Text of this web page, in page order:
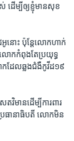
ដើម្បី​ឲ្យ​ខ្ញុំ​មាន​សុខ
នោះ ប៉ុន្តែ​លោក​ហាក់​
ក​កំពុង​តែ​ប្រយុទ្ធ
ដែល​ឆ្លង​ជំងឺ​កូវីដ១៩
វិមាន​ដើម្បី​ការពារ​
រធានាធិបតី លោក​មិន​